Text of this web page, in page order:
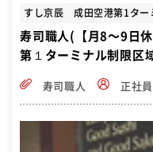
すし京辰 成田空港第1ター
寿司職人(【月8〜9日
第１ターミナル制限区
寿司職人 正社員